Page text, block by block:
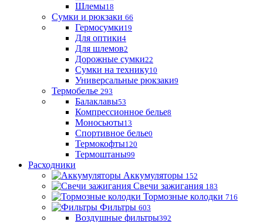
Шлемы18
Сумки и рюкзаки 66
Гермосумки19
Для оптики4
Для шлемов2
Дорожные сумки22
Сумки на технику10
Универсальные рюкзаки9
Термобелье 293
Балаклавы53
Компрессионное белье8
Моносьюты13
Спортивное белье0
Термокофты120
Термоштаны99
Расходники
Аккумуляторы 152
Свечи зажигания 183
Тормозные колодки 716
Фильтры 603
Воздушные фильтры392